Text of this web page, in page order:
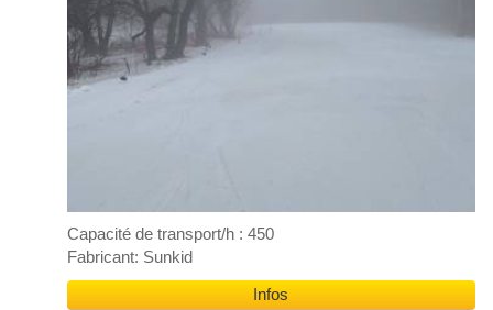
Capacité de transport/h : 450
Fabricant: Sunkid
Infos